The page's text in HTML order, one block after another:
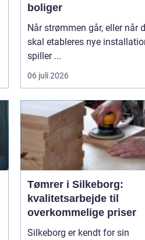
boliger
Når strømmen går, eller når
skal etableres nye
spiller ...
06 juli 2026
Tømrer i Silkeborg:
kvalitetsarbejde til
overkommelige priser
Silkeborg er kendt for sin